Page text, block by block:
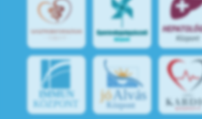
IMMUN
KÖZPONT
jóAlvás
Központ